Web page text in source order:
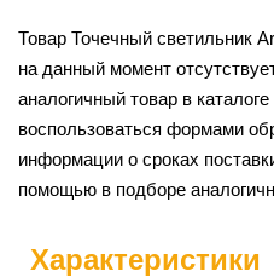
Товар Точечный светильник
на данный момент
аналогичный товар в каталоге
воспользоваться формами
информации о сроках
помощью в подборе
Характеристики